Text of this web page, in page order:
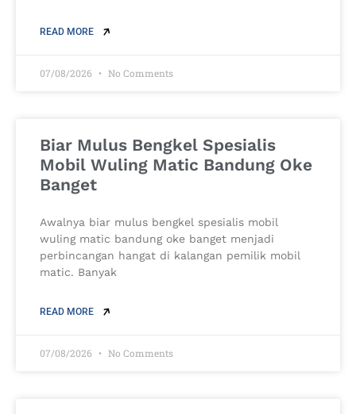
READ MORE
07/08/2026 No Comments
Biar Mulus Bengkel Spesialis
Mobil Wuling Matic Bandung Oke
Banget
Awalnya biar mulus bengkel spesialis mobil
wuling matic bandung oke banget menjadi
perbincangan hangat di kalangan pemilik mobil
matic. Banyak
READ MORE
07/08/2026 No Comments